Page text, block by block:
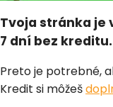
Tvoja stránka je
7 dní bez kreditu.
Preto je potrebné,
Kredit si môžeš